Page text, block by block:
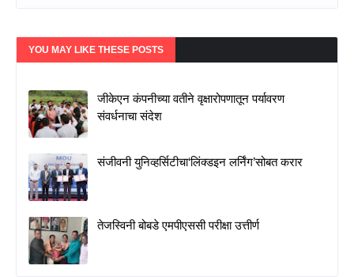
YOU MAY LIKE THESE POSTS
जीकेएन कंपनीच्या वतीने वृक्षारोपणातून पर्यावरण
संवर्धनाचा संदेश
संजीवनी युनिव्हर्सिटीचा‘लिंक्डइन लर्निंग’सोबत करार
तेजस्विनी बोबडे एमपीएससी परीक्षा उत्तीर्ण